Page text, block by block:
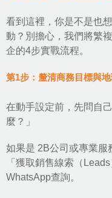
看到這裡，你是不是也
動？別擔心，我們將繁
企的4步實戰流程。
第1步：釐清商務目標與
在動手設定前，先問自
麼？」
如果是 2B公司或專業服
「獲取銷售線索（
WhatsApp查詢。